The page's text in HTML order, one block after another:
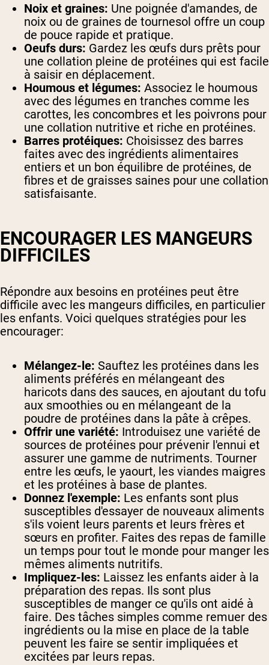
Noix et graines: Une poignée d'amandes, de
noix ou de graines de tournesol offre un coup
de pouce rapide et pratique.
Oeufs durs: Gardez les œufs durs prêts pour
une collation pleine de protéines qui est facile
à saisir en déplacement.
Houmous et légumes: Associez le houmous
avec des légumes en tranches comme les
carottes, les concombres et les poivrons pour
une collation nutritive et riche en protéines.
Barres protéiques: Choisissez des barres
faites avec des ingrédients alimentaires
entiers et un bon équilibre de protéines, de
fibres et de graisses saines pour une collation
satisfaisante.
ENCOURAGER LES MANGEURS
DIFFICILES
Répondre aux besoins en protéines peut être
difficile avec les mangeurs difficiles, en particulier
les enfants. Voici quelques stratégies pour les
encourager:
Mélangez-le: Sauftez les protéines dans les
aliments préférés en mélangeant des
haricots dans des sauces, en ajoutant du tofu
aux smoothies ou en mélangeant de la
poudre de protéines dans la pâte à crêpes.
Offrir une variété: Introduisez une variété de
sources de protéines pour prévenir l'ennui et
assurer une gamme de nutriments. Tourner
entre les œufs, le yaourt, les viandes maigres
et les protéines à base de plantes.
Donnez l'exemple: Les enfants sont plus
susceptibles d'essayer de nouveaux aliments
s'ils voient leurs parents et leurs frères et
sœurs en profiter. Faites des repas de famille
un temps pour tout le monde pour manger les
mêmes aliments nutritifs.
Impliquez-les: Laissez les enfants aider à la
préparation des repas. Ils sont plus
susceptibles de manger ce qu'ils ont aidé à
faire. Des tâches simples comme remuer des
ingrédients ou la mise en place de la table
peuvent les faire se sentir impliquées et
excitées par leurs repas.